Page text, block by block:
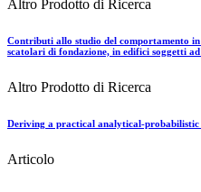
Altro Prodotto di Ricerca
Contributi allo studio del comportamento
scatolari di fondazione, in edifici soggetti
Altro Prodotto di Ricerca
Deriving a practical analytical-
Articolo